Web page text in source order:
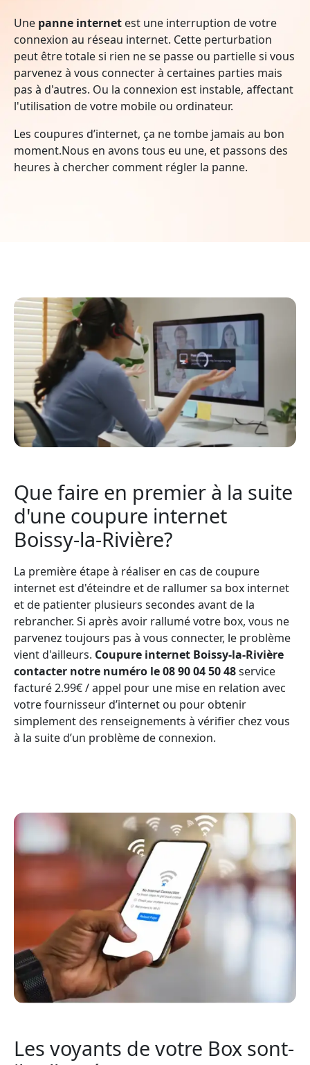
Une panne internet est une interruption de votre
connexion au réseau internet. Cette perturbation
peut être totale si rien ne se passe ou partielle si vous
parvenez à vous connecter à certaines parties mais
pas à d'autres. Ou la connexion est instable, affectant
l'utilisation de votre mobile ou ordinateur.
Les coupures d’internet, ça ne tombe jamais au bon
moment.Nous en avons tous eu une, et passons des
heures à chercher comment régler la panne.
Que faire en premier à la suite
d'une coupure internet
Boissy-la-Rivière?
La première étape à réaliser en cas de coupure
internet est d'éteindre et de rallumer sa box internet
et de patienter plusieurs secondes avant de la
rebrancher. Si après avoir rallumé votre box, vous ne
parvenez toujours pas à vous connecter, le problème
vient d'ailleurs. Coupure internet Boissy-la-Rivière
contacter notre numéro le 08 90 04 50 48service
facturé 2.99€ / appel pour une mise en relation avec
votre fournisseur d’internet ou pour obtenir
simplement des renseignements à vérifier chez vous
à la suite d’un problème de connexion.
Les voyants de votre Box sont-